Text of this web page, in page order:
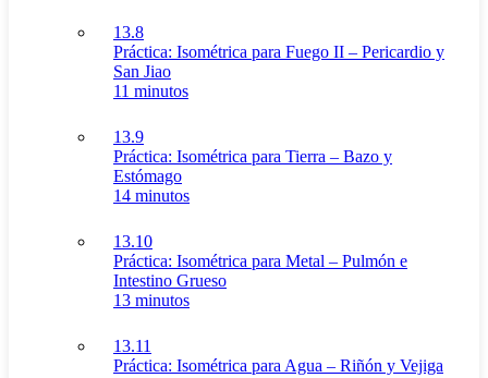
13.8
Práctica: Isométrica para Fuego II – Pericardio y
San Jiao
11 minutos
13.9
Práctica: Isométrica para Tierra – Bazo y
Estómago
14 minutos
13.10
Práctica: Isométrica para Metal – Pulmón e
Intestino Grueso
13 minutos
13.11
Práctica: Isométrica para Agua – Riñón y Vejiga